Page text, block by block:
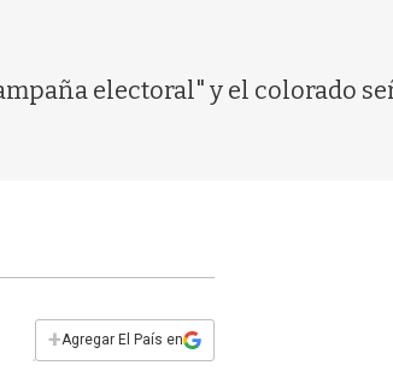
electoral" y el colorado
+Agregar El País en